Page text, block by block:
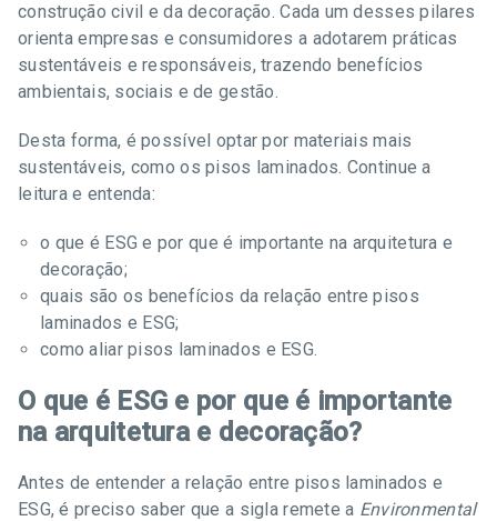
construção civil e da decoração. Cada um desses pilares
orienta empresas e consumidores a adotarem práticas
sustentáveis e responsáveis, trazendo benefícios
ambientais, sociais e de gestão.
Desta forma, é possível optar por materiais mais
sustentáveis, como os pisos laminados. Continue a
leitura e entenda:
o que é ESG e por que é importante na arquitetura e
decoração;
quais são os benefícios da relação entre pisos
laminados e ESG;
como aliar pisos laminados e ESG.
O que é ESG e por que é importante
na arquitetura e decoração?
Antes de entender a relação entre pisos laminados e
ESG, é preciso saber que a sigla remete a Environmental